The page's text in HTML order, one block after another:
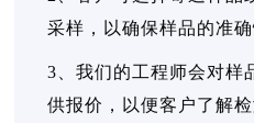
采样，以确保样品的准确
3、我们的工程师会对样
供报价，以便客户了解检